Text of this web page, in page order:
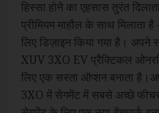
हिस्सा होने का एहसास तुरंत
प्रीमियम माहौल के साथ
लिए डिज़ाइन किया गया है। अपने
XUV 3XO EV प्रैक्टिकल
लिए एक सस्ता ऑप्शन बनाता
3XO में सेगमेंट में सबसे अच्छे